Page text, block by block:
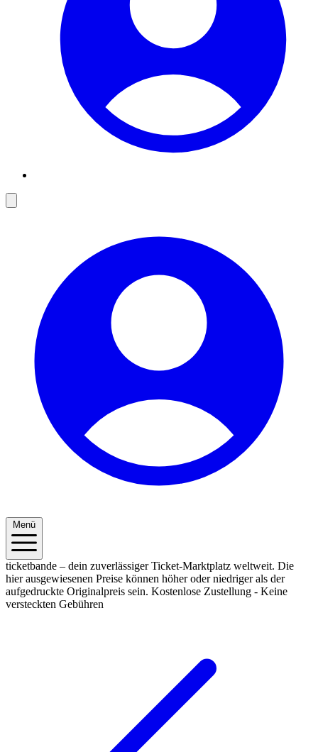
Menü
ticketbande – dein zuverlässiger Ticket-Marktplatz weltweit. Die
hier ausgewiesenen Preise können höher oder niedriger als der
aufgedruckte Originalpreis sein. Kostenlose Zustellung - Keine
versteckten Gebühren